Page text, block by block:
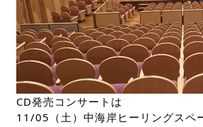
CD発売コンサートは
11/05（土）中海岸ヒーリングスペ